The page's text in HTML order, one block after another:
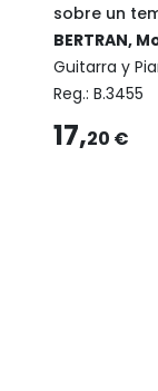
sobre un
BERTRAN,
Guitarra y
Reg.: B.3455
17,20 €